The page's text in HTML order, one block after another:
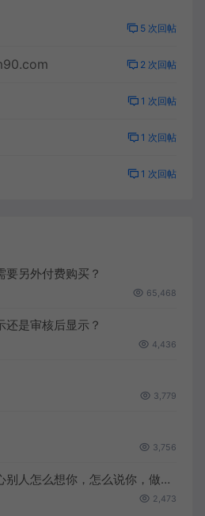
5 次回帖
2 次回帖
1 次回帖
1 次回帖
1 次回帖
要另外付费购买？
65,468
还是审核后显示？
4,436
3,779
3,756
你，怎么说你，做你该做的，做你想做的
2,473